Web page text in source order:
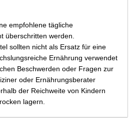
empfohlene tägliche
überschritten werden.
sollten nicht als Ersatz für eine
Ernährung verwendet
Beschwerden oder Fragen zur
oder Ernährungsberater
der Reichweite von Kindern
lagern.